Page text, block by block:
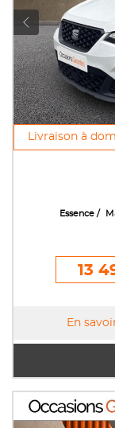
Livraison à
Essence
13
En